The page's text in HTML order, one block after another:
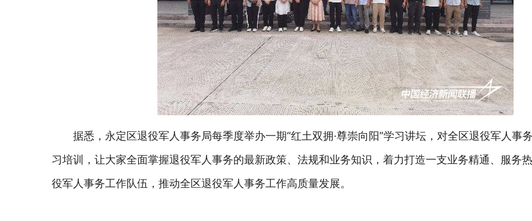
据悉，永定区退役军人事务局每季度举办一期“红土双拥·尊崇向阳”学习讲坛，对全区退役军人事
习培训，让大家全面掌握退役军人事务的最新政策、法规和业务知识，着力打造一支业务精通、服务
役军人事务工作队伍，推动全区退役军人事务工作高质量发展。